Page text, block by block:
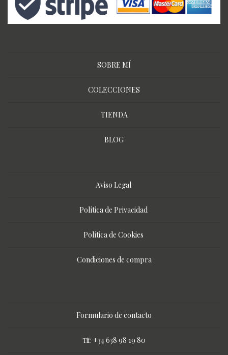
SOBRE MÍ
COLECCIONES
TIENDA
BLOG
Aviso Legal
Política de Privacidad
Política de Cookies
Condiciones de compra
Formulario de contacto
Tlf: +34 638 98 19 80